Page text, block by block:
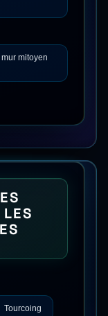
mitoyen
Tourcoing